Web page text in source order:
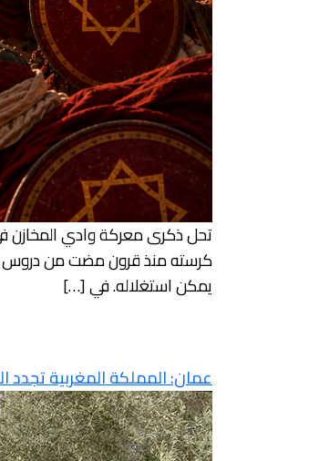
تحل ذكرى معركة وادي المخازن
كرسته منذ قرون مضت من دروس
يمكن استغلاله. في […]
عمان: المملكة المغربية تجدد